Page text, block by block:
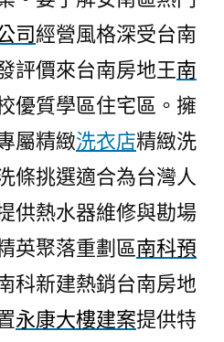
司經營風格深受台南
評價來台南房地王南
優質學區住宅區。擁
屬精緻洗衣店精緻洗
條挑選適合為台灣人
供熱水器維修與勘場
英聚落重劃區南科預
科新建熱銷台南房地
永康大樓建案提供特